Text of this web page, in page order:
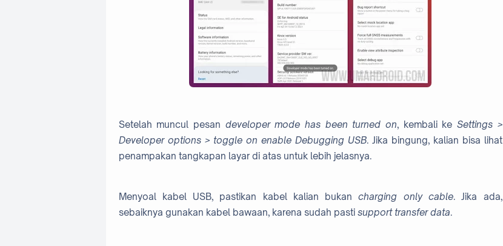
Setelah muncul pesan developer mode has been turned on, kembali ke Settings >
Developer options > toggle on enable Debugging USB. Jika bingung, kalian bisa lihat
penampakan tangkapan layar di atas untuk lebih jelasnya.
Menyoal kabel USB, pastikan kabel kalian bukancharging only cable. Jika ada,
sebaiknya gunakan kabel bawaan, karena sudah pasti support transfer data.